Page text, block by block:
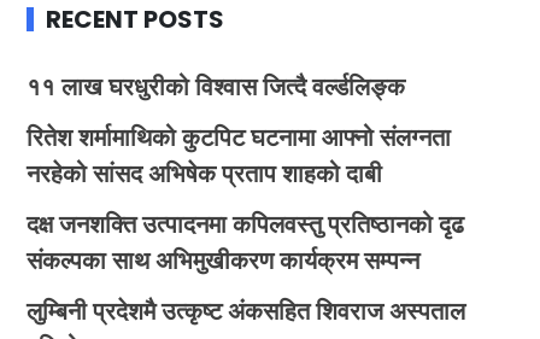
RECENT POSTS
११ लाख घरधुरीको विश्वास जित्दै वर्ल्डलिङ्क
रितेश शर्मामाथिको कुटपिट घटनामा आफ्नो संलग्नता
नरहेको सांसद अभिषेक प्रताप शाहको दाबी
दक्ष जनशक्ति उत्पादनमा कपिलवस्तु प्रतिष्ठानको दृढ
संकल्पका साथ अभिमुखीकरण कार्यक्रम सम्पन्न
लुम्बिनी प्रदेशमै उत्कृष्ट अंकसहित शिवराज अस्पताल